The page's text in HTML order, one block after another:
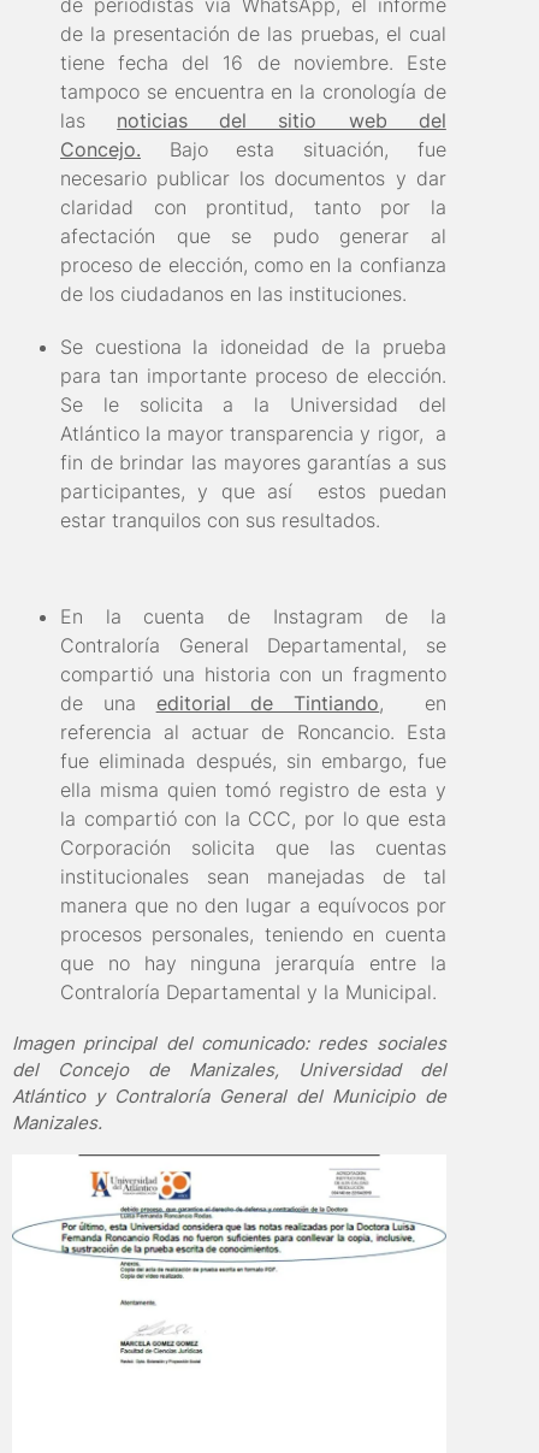
de la presentación de las pruebas, el cual
tiene fecha del 16 de noviembre. Este
tampoco se encuentra en la cronología de
las noticias del sitio web del
Concejo. Bajo esta situación, fue
necesario publicar los documentos y dar
claridad con prontitud, tanto por la
afectación que se pudo generar al
proceso de elección, como en la confianza
de los ciudadanos en las instituciones.
Se cuestiona la idoneidad de la prueba
para tan importante proceso de elección.
Se le solicita a la Universidad del
Atlántico la mayor transparencia y rigor, a
fin de brindar las mayores garantías a sus
participantes, y que así estos puedan
estar tranquilos con sus resultados.
En la cuenta de Instagram de la
Contraloría General Departamental, se
compartió una historia con un fragmento
de una editorial de Tintiando, en
referencia al actuar de Roncancio. Esta
fue eliminada después, sin embargo, fue
ella misma quien tomó registro de esta y
la compartió con la CCC, por lo que esta
Corporación solicita que las cuentas
institucionales sean manejadas de tal
manera que no den lugar a equívocos por
procesos personales, teniendo en cuenta
que no hay ninguna jerarquía entre la
Contraloría Departamental y la Municipal.
Imagen principal del comunicado: redes sociales
del Concejo de Manizales, Universidad del
Atlántico y Contraloría General del Municipio de
Manizales.